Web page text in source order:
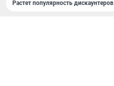
Растет популярность дискаунтеров